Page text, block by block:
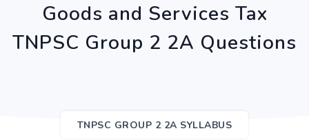
Goods and Services Tax
TNPSC Group 2 2A Questions
TNPSC GROUP 2 2A SYLLABUS